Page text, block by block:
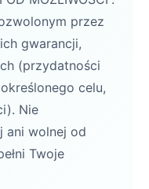
przez
gwarancji,
(przydatności
celu,
Nie
ani wolnej od
Twoje